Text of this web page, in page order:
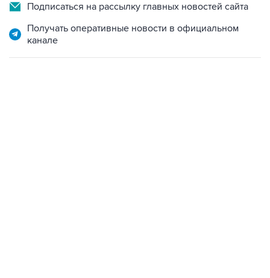
Подписаться на рассылку главных новостей сайта
Получать оперативные новости в официальном
канале